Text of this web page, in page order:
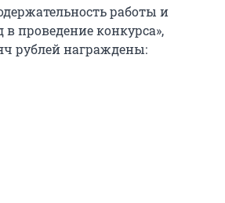
работы и
проведение конкурса»,
рублей награждены: